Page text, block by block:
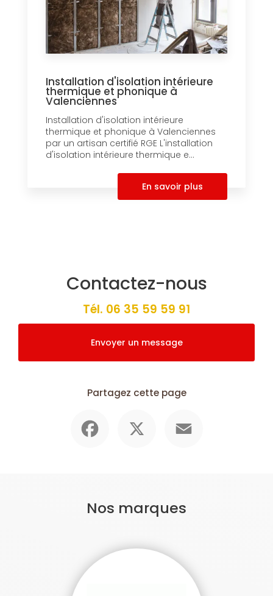
Installation d'isolation intérieure
thermique et phonique à
Valenciennes
Installation d'isolation intérieure
thermique et phonique à Valenciennes
par un artisan certifié RGE L'installation
d'isolation intérieure thermique e...
En savoir plus
Contactez-nous
Tél. 06 35 59 59 91
Envoyer un message
Partagez cette page
Nos marques